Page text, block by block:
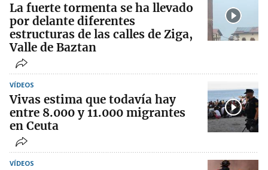
La fuerte tormenta se ha llevado
por delante diferentes
estructuras de las calles de Ziga,
Valle de Baztan
VÍDEOS
Vivas estima que todavía hay
entre 8.000 y 11.000 migrantes
en Ceuta
VÍDEOS